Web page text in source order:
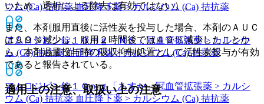
ウム (Ca) 拮抗薬 血圧降下薬 > カルシウム (Ca) 拮抗薬
アムロジピン錠１０ｍｇ「ＮＳ」冠血管拡張薬 > カルシウ
ム (Ca) 拮抗薬 血圧降下薬 > カルシウム (Ca) 拮抗薬
アムロジピン錠１０ｍｇ「あすか」冠血管拡張薬 > カルシ
ウム (Ca) 拮抗薬 血圧降下薬 > カルシウム (Ca) 拮抗薬
いため、透析による除去は有効ではない）。
また、本剤服用直後に活性炭を投与した場合、本剤のＡＵＣ
は９９％減少し、服用２時間後では４９％減少したことか
ら、本剤過量投与時の吸収抑制処置として活性炭投与が有効
であると報告されている。
適用上の注意、取扱い上の注意